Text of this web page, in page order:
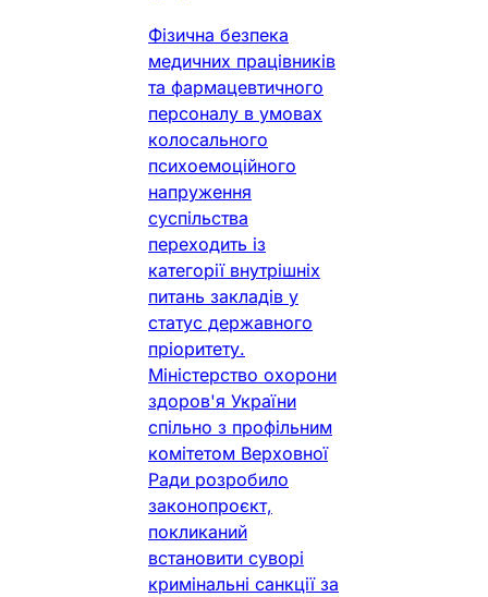
Фізична безпека
медичних працівників
та фармацевтичного
персоналу в умовах
колосального
психоемоційного
напруження
суспільства
переходить із
категорії внутрішніх
питань закладів у
статус державного
пріоритету.
Міністерство охорони
здоров'я України
спільно з профільним
комітетом Верховної
Ради розробило
законопроєкт,
покликаний
встановити суворі
кримінальні санкції за